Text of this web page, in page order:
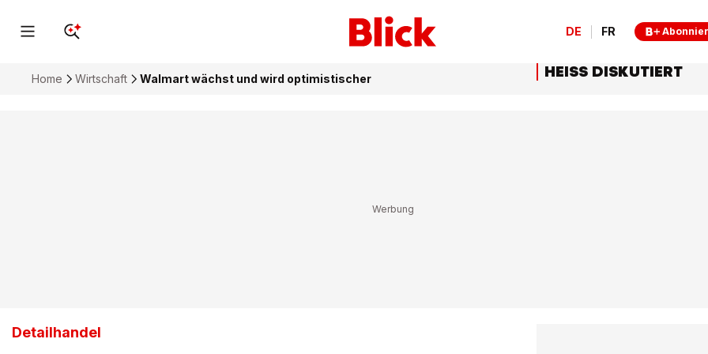
DE FR
Home Wirtschaft Walmart wächst und wird optimistischer
Detailhandel
HEISS DISKUTIERT